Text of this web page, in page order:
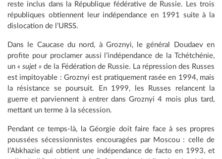
reste inclus dans la République fédérative de Russie. Les trois
républiques obtiennent leur indépendance en 1991 suite à la
dislocation de l’URSS.
Dans le Caucase du nord, à Groznyi, le général Doudaev en
profite pour proclamer aussi l’indépendance de la Tchétchénie,
un« sujet » de la Fédération de Russie. La répression des Russes
est impitoyable : Groznyi est pratiquement rasée en 1994, mais
la résistance se poursuit. En 1999, les Russes relancent la
guerre et parviennent à entrer dans Groznyi 4 mois plus tard,
mettant un terme à la sécession.
Pendant ce temps-là, la Géorgie doit faire face à ses propres
poussées sécessionnistes encouragées par Moscou : celle de
l’Abkhazie qui obtient une indépendance de facto en 1993, et